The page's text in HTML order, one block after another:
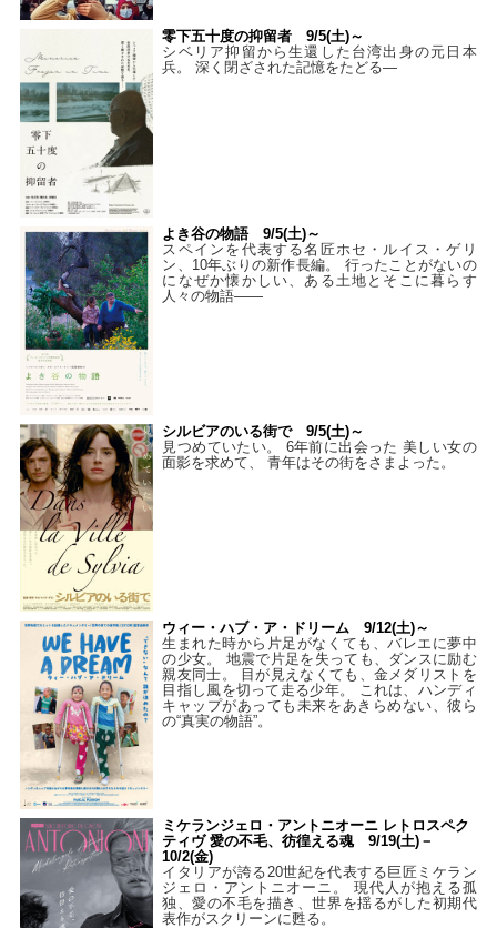
零下五十度の抑留者 9/5(土)～
シベリア抑留から生還した台湾出身の元日本
兵。 深く閉ざされた記憶をたどる—
よき谷の物語 9/5(土)～
スペインを代表する名匠ホセ・ルイス・ゲリ
ン、10年ぶりの新作長編。 行ったことがないの
になぜか懐かしい、ある土地とそこに暮らす
人々の物語――
シルビアのいる街で 9/5(土)～
見つめていたい。 6年前に出会った 美しい女の
面影を求めて、 青年はその街をさまよった。
ウィー・ハブ・ア・ドリーム 9/12(土)～
生まれた時から片足がなくても、バレエに夢中
の少女。 地震で片足を失っても、ダンスに励む
親友同士。 目が見えなくても、金メダリストを
目指し風を切って走る少年。 これは、ハンディ
キャップがあっても未来をあきらめない、彼ら
の“真実の物語”。
ミケランジェロ・アントニオーニ レトロスペク
ティヴ 愛の不毛、彷徨える魂 9/19(土)－
10/2(金)
イタリアが誇る20世紀を代表する巨匠ミケラン
ジェロ・アントニオーニ。 現代人が抱える孤
独、愛の不毛を描き、世界を揺るがした初期代
表作がスクリーンに甦る。